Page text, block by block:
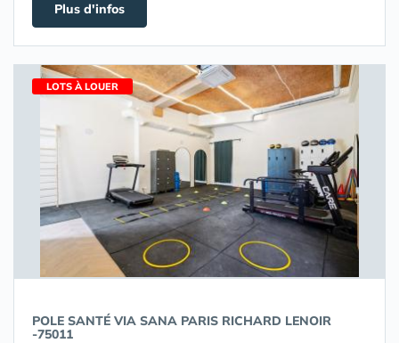
Plus d'infos
LOTS À LOUER
POLE SANTÉ VIA SANA PARIS RICHARD LENOIR
-75011